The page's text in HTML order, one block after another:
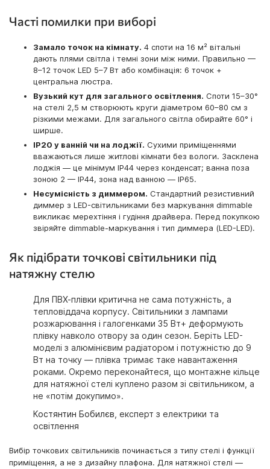
Часті помилки при виборі
Замало точок на кімнату. 4 споти на 16 м² вітальні
дають плями світла і темні зони між ними. Правильно —
8–12 точок LED 5–7 Вт або комбінація: 6 точок +
центральна люстра.
Вузький кут для загального освітлення. Споти 15–30°
на стелі 2,5 м створюють круги діаметром 60–80 см з
різкими межами. Для загального світла обирайте 60° і
ширше.
IP20 у ванній чи на лоджії. Сухими приміщеннями
вважаються лише житлові кімнати без вологи. Засклена
лоджія — це мінімум IP44 через конденсат; ванна поза
зоною 2 — IP44, зона над ванною — IP65.
Несумісність з диммером. Стандартний резистивний
диммер з LED-світильниками без маркування dimmable
викликає мерехтіння і гудіння драйвера. Перед покупкою
звіряйте dimmable-маркування і тип диммера (LED-LED).
Як підібрати точкові світильники під
натяжну стелю
Для ПВХ-плівки критична не сама потужність, а
тепловіддача корпусу. Світильники з лампами
розжарювання і галогенками 35 Вт+ деформують
плівку навколо отвору за один сезон. Беріть LED-
моделі з алюмінієвим радіатором і потужністю до 9
Вт на точку — плівка тримає таке навантаження
роками. Окремо переконайтеся, що монтажне кільце
для натяжної стелі куплено разом зі світильником, а
не «потім докупимо».
Костянтин Бобилєв , експерт з електрики та
освітлення
Вибір точкових світильників починається з типу стелі і функції
приміщення, а не з дизайну плафона. Для натяжної стелі —